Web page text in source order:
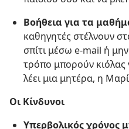
Βοήθεια για τα
καθηγητές στέλνουν
σπίτι μέσω e-mail ή
τρόπο μπορούν κιόλας
λέει μια μητέρα, η
Οι Κίνδυνοι
Υπερβολικός χρόνος